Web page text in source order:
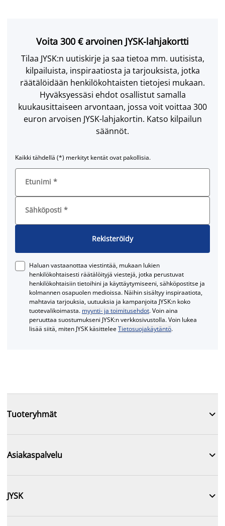
Voita 300 € arvoinen JYSK-lahjakortti
Tilaa JYSK:n uutiskirje ja saa tietoa mm. uutisista,
kilpailuista, inspiraatiosta ja tarjouksista, jotka
räätälöidään henkilökohtaisten tietojesi mukaan.
Hyväksyessäsi ehdot osallistut samalla
kuukausittaiseen arvontaan, jossa voit voittaa 300
euron arvoisen JYSK-lahjakortin. Katso kilpailun
säännöt.
Kaikki tähdellä (*) merkityt kentät ovat pakollisia.
Etunimi *
Sähköposti *
Rekisteröidy
Haluan vastaanottaa viestintää, mukaan lukien
henkilökohtaisesti räätälöityjä viestejä, jotka perustuvat
henkilökohtaisiin tietoihini ja käyttäytymiseeni, sähköpostitse ja
kolmannen osapuolen medioissa. Näihin sisältyy inspiraatiota,
mahtavia tarjouksia, uutuuksia ja kampanjoita JYSK:n koko
tuotevalikoimasta. myynti- ja toimitusehdot. Voin aina
peruuttaa suostumukseni JYSK:n verkkosivustolla. Voin lukea
lisää siitä, miten JYSK käsitteleeTietosuojakäytäntö.
Tuoteryhmät 
Asiakaspalvelu 
JYSK 